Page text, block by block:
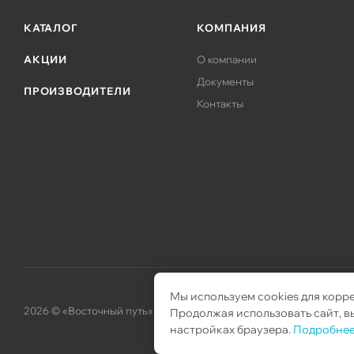
Мы используем cookies для
Продолжая использовать сайт,
настройках браузера.
HP ProLiant SL250s G8
КАТАЛОГ
АКЦИИ
ПРОИЗВОДИТЕЛИ
КОМПАНИЯ
О компании
Документы
Контакты
2026 © «Восточный путь» – поставка телекоммуникационного